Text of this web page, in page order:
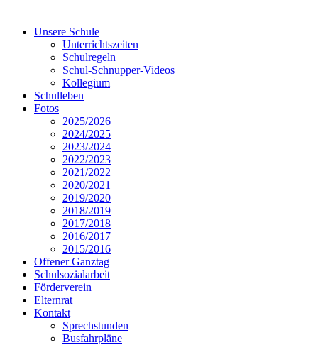
Unsere Schule
Unterrichtszeiten
Schulregeln
Schul-Schnupper-Videos
Kollegium
Schulleben
Fotos
2025/2026
2024/2025
2023/2024
2022/2023
2021/2022
2020/2021
2019/2020
2018/2019
2017/2018
2016/2017
2015/2016
Offener Ganztag
Schulsozialarbeit
Förderverein
Elternrat
Kontakt
Sprechstunden
Busfahrpläne